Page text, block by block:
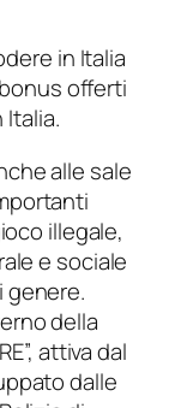
in Italia
offerti
Italia.
alle sale
illegale,
e sociale
genere.
della
attiva dal
dalle